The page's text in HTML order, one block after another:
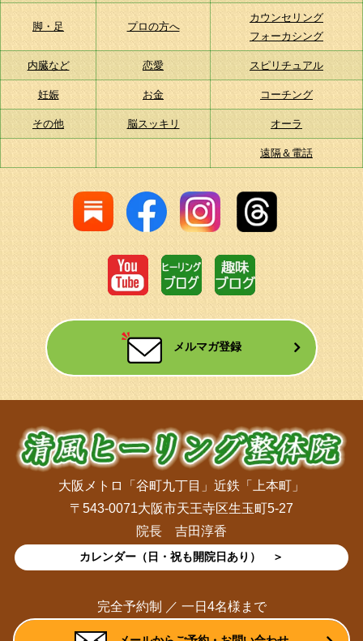
脚・足 プロの方へ
カウンセリング
フォーカシング
内臓など 恋愛 スピリチュアル
妊娠 お金 コーチング
その他 脳スッキリ オーラ
遠隔＆電話
メルマガ登録
大阪メトロ「谷町九丁目」近鉄「上本町」
〒543-0071大阪市天王寺区生玉町5-27
院長 吉田淳香
カレンダー（日・祝も開院日あり） ＞
完全予約制 ／ 一日4名様まで